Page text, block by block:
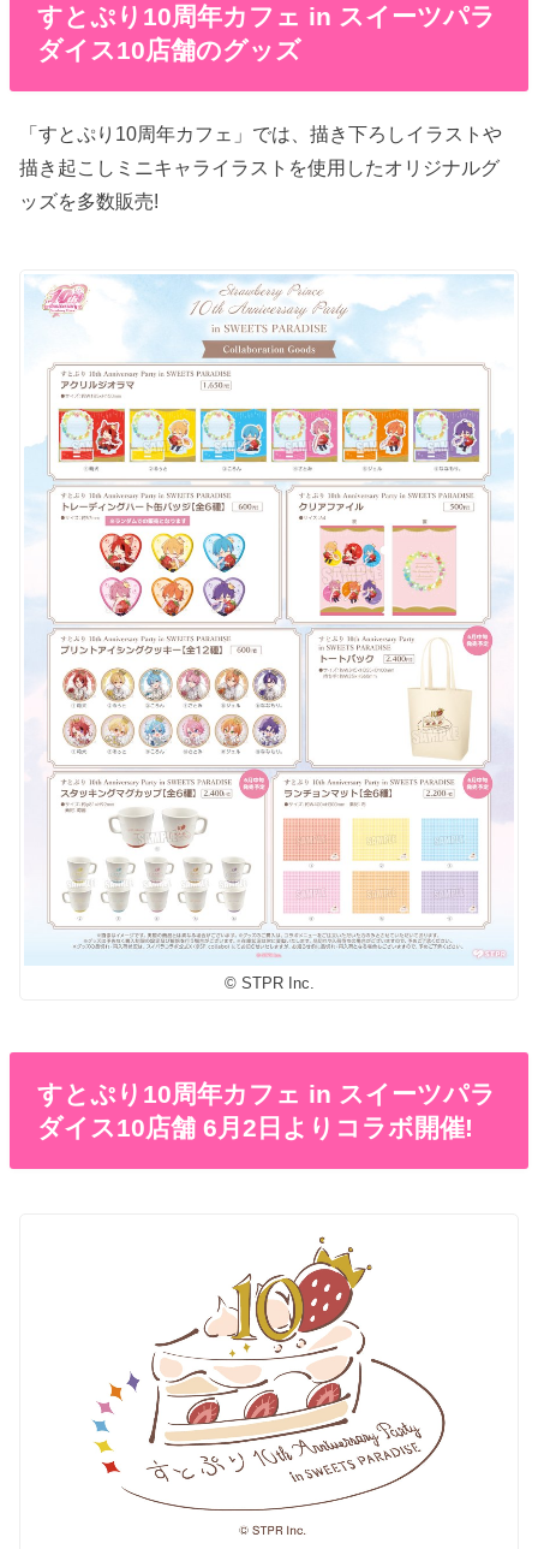
すとぷり10周年カフェ in スイーツパラ
ダイス10店舗のグッズ
「すとぷり10周年カフェ」では、描き下ろしイラストや
描き起こしミニキャライラストを使用したオリジナルグ
ッズを多数販売!
© STPR Inc.
すとぷり10周年カフェ in スイーツパラ
ダイス10店舗 6月2日よりコラボ開催!